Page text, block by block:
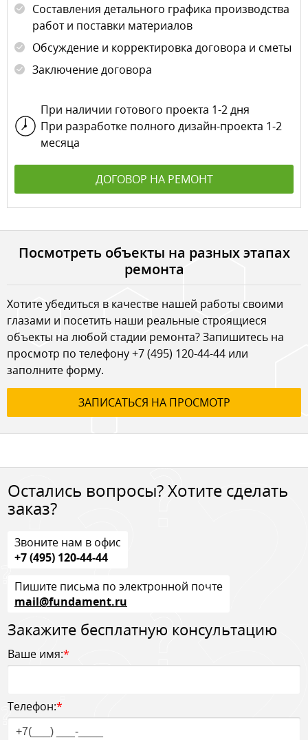
Составления детального графика производства
работ и поставки материалов
Обсуждение и корректировка договора и сметы
Заключение договора
При наличии готового проекта 1-2 дня
При разработке полного дизайн-проекта 1-2
месяца
ДОГОВОР НА РЕМОНТ
Посмотреть объекты на разных этапах
ремонта
Хотите убедиться в качестве нашей работы своими
глазами и посетить наши реальные строящиеся
объекты на любой стадии ремонта? Запишитесь на
просмотр по телефону+7 (495) 120-44-44 или
заполните форму.
ЗАПИСАТЬСЯ НА ПРОСМОТР
Остались вопросы? Хотите сделать
заказ?
Звоните нам в офис
+7 (495) 120-44-44
Пишите письма по электронной почте
mail@fundament.ru
Закажите бесплатную консультацию
Ваше имя:*
Телефон:*